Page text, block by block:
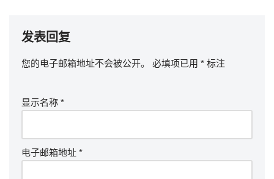
发表回复
您的电子邮箱地址不会被公开。 必填项已用 * 标注
显示名称 *
电子邮箱地址 *